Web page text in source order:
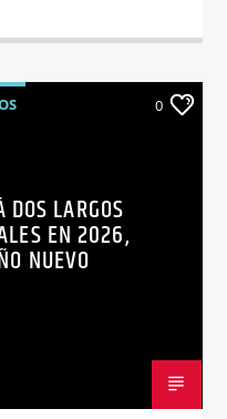
0
DOS LARGOS
EN 2026,
NUEVO